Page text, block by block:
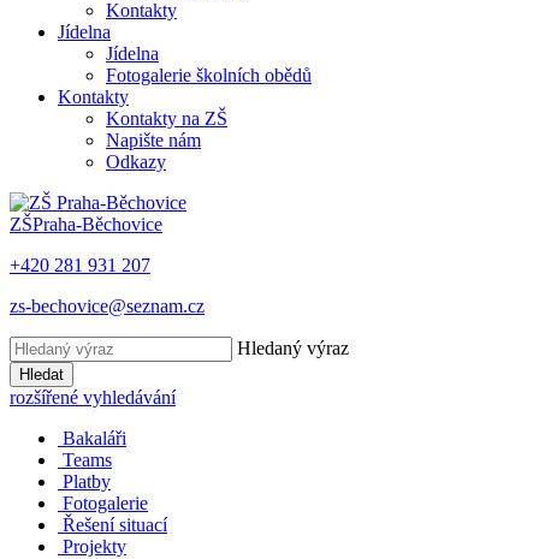
Kontakty
Jídelna
Jídelna
Fotogalerie školních obědů
Kontakty
Kontakty na ZŠ
Napište nám
Odkazy
ZŠPraha-Běchovice
+420 281 931 207
zs-bechovice@seznam.cz
Hledaný výraz
Hledat
rozšířené vyhledávání
Bakaláři
Teams
Platby
Fotogalerie
Řešení situací
Projekty